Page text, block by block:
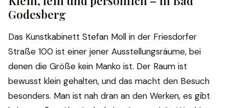
Godesberg
Das Kunstkabinett Stefan Moll in der Friesdorfer
Straße 100 ist einer jener Ausstellungsräume, bei
denen die Größe kein Manko ist. Der Raum ist
bewusst klein gehalten, und das macht den Besuch
besonders. Man ist nah dran an den Werken, es gibt